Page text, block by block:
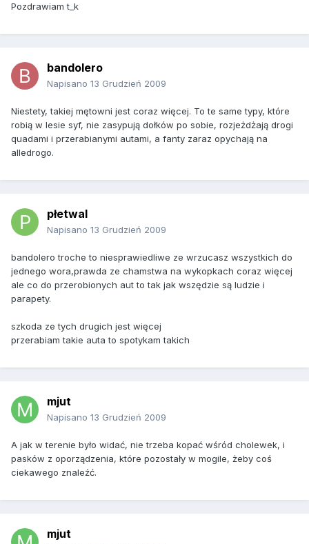
Pozdrawiam t_k
bandolero
Napisano 13 Grudzień 2009
Niestety, takiej mętowni jest coraz więcej. To te same typy, które
robią w lesie syf, nie zasypują dołków po sobie, rozjeżdżają drogi
quadami i przerabianymi autami, a fanty zaraz opychają na
alledrogo.
płetwal
Napisano 13 Grudzień 2009
bandolero troche to niesprawiedliwe ze wrzucasz wszystkich do
jednego wora,prawda ze chamstwa na wykopkach coraz więcej
ale co do przerobionych aut to tak jak wszędzie są ludzie i
parapety.
szkoda ze tych drugich jest więcej
przerabiam takie auta to spotykam takich
mjut
Napisano 13 Grudzień 2009
A jak w terenie było widać, nie trzeba kopać wśród cholewek, i
pasków z oporządzenia, które pozostały w mogile, żeby coś
ciekawego znaleźć.
mjut